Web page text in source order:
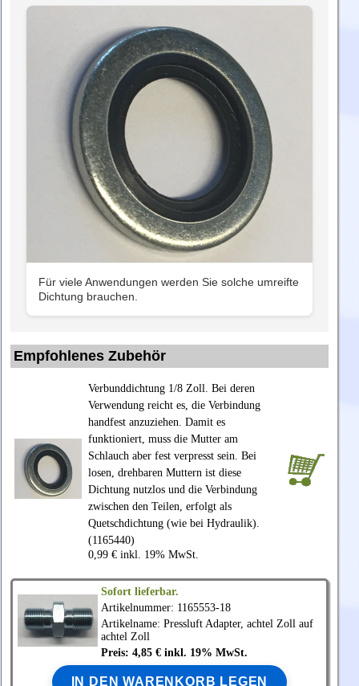
Für viele Anwendungen werden Sie solche umreifte
Dichtung brauchen.
Empfohlenes Zubehör
Verbunddichtung 1/8 Zoll. Bei deren
Verwendung reicht es, die Verbindung
handfest anzuziehen. Damit es
funktioniert, muss die Mutter am
Schlauch aber fest verpresst sein. Bei
losen, drehbaren Muttern ist diese
Dichtung nutzlos und die Verbindung
zwischen den Teilen, erfolgt als
Quetschdichtung (wie bei Hydraulik).
(1165440)
0,99 € inkl. 19% MwSt.
Sofort lieferbar.
Artikelnummer: 1165553-18
Artikelname: Pressluft Adapter, achtel Zoll auf
achtel Zoll
Preis: 4,85 € inkl. 19% MwSt.
IN DEN WARENKORB LEGEN